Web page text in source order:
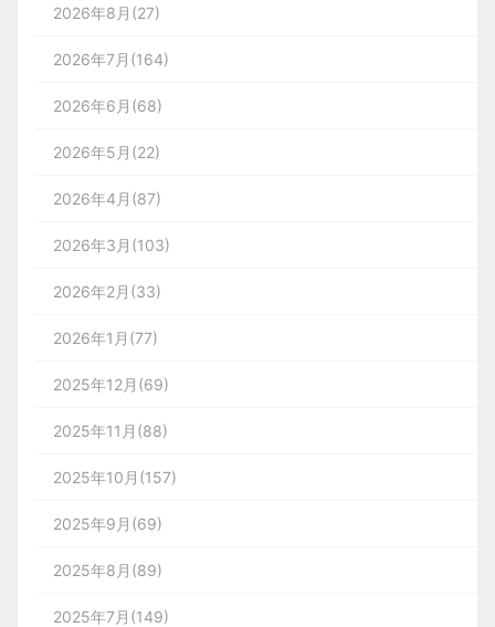
2026年8月(27)
2026年7月(164)
2026年6月(68)
2026年5月(22)
2026年4月(87)
2026年3月(103)
2026年2月(33)
2026年1月(77)
2025年12月(69)
2025年11月(88)
2025年10月(157)
2025年9月(69)
2025年8月(89)
2025年7月(149)